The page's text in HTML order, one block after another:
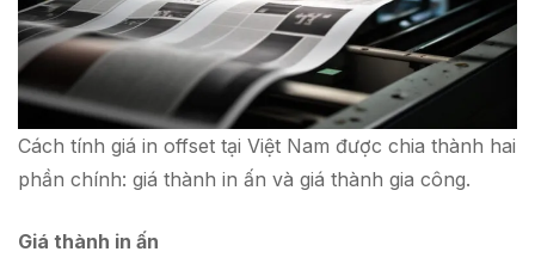
Cách tính giá in offset tại Việt Nam được chia thành hai
phần chính: giá thành in ấn và giá thành gia công.
Giá thành in ấn